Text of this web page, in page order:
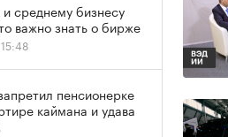
среднему бизнесу
важно знать о бирже
пенсионерке
каймана и удава